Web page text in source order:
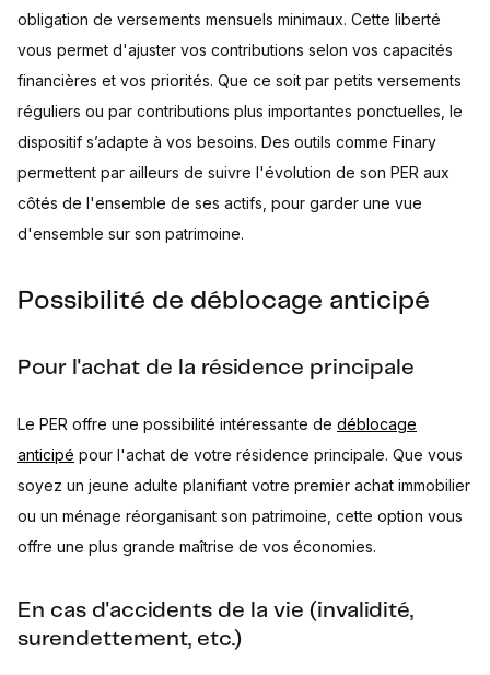
obligation de versements mensuels minimaux. Cette liberté
vous permet d'ajuster vos contributions selon vos capacités
financières et vos priorités. Que ce soit par petits versements
réguliers ou par contributions plus importantes ponctuelles, le
dispositif s’adapte à vos besoins. Des outils comme Finary
permettent par ailleurs de suivre l'évolution de son PER aux
côtés de l'ensemble de ses actifs, pour garder une vue
d'ensemble sur son patrimoine.
Possibilité de déblocage anticipé
Pour l'achat de la résidence principale
Le PER offre une possibilité intéressante de déblocage
anticipé pour l'achat de votre résidence principale. Que vous
soyez un jeune adulte planifiant votre premier achat immobilier
ou un ménage réorganisant son patrimoine, cette option vous
offre une plus grande maîtrise de vos économies.
En cas d'accidents de la vie (invalidité,
surendettement, etc.)